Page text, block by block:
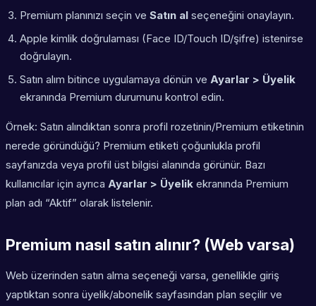
Premium planınızı seçin ve Satın al seçeneğini onaylayın.
Apple kimlik doğrulaması (Face ID/Touch ID/şifre) istenirse
doğrulayın.
Satın alım bitince uygulamaya dönün ve Ayarlar > Üyelik
ekranında Premium durumunu kontrol edin.
Örnek: Satın alındıktan sonra profil rozetinin/Premium etiketinin
nerede göründüğü? Premium etiketi çoğunlukla profil
sayfanızda veya profil üst bilgisi alanında görünür. Bazı
kullanıcılar için ayrıca Ayarlar > Üyelik ekranında Premium
plan adı “Aktif” olarak listelenir.
Premium nasıl satın alınır? (Web varsa)
Web üzerinden satın alma seçeneği varsa, genellikle giriş
yaptıktan sonra üyelik/abonelik sayfasından plan seçilir ve